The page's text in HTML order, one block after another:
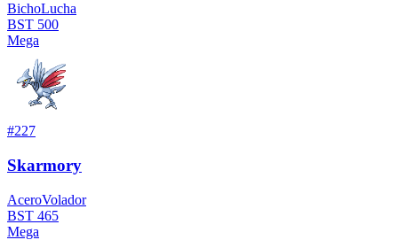
BichoLucha
BST 500
Mega
#227
Skarmory
AceroVolador
BST 465
Mega